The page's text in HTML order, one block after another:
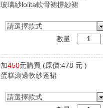
玻璃紗lolita軟骨裙撐紗裙
請選擇款式
數量:
加450元購買 (原價:478元 )
蛋糕滾邊軟紗蓬裙
請選擇款式